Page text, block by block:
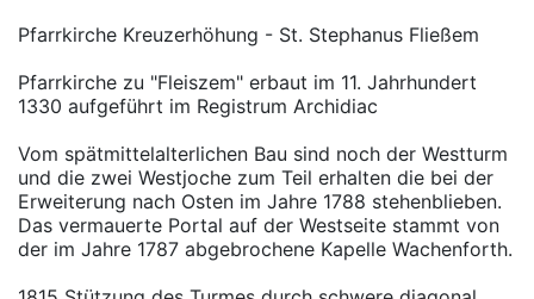
Pfarrkirche Kreuzerhöhung - St. Stephanus Fließem
Pfarrkirche zu "Fleiszem" erbaut im 11. Jahrhundert
1330 aufgeführt im Registrum Archidiac
Vom spätmittelalterlichen Bau sind noch der Westturm
und die zwei Westjoche zum Teil erhalten die bei der
Erweiterung nach Osten im Jahre 1788 stehenblieben.
Das vermauerte Portal auf der Westseite stammt von
der im Jahre 1787 abgebrochene Kapelle Wachenforth.